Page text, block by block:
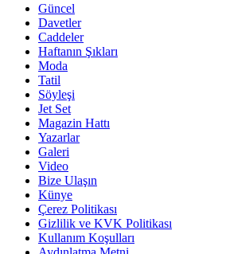
Güncel
Davetler
Caddeler
Haftanın Şıkları
Moda
Tatil
Söyleşi
Jet Set
Magazin Hattı
Yazarlar
Galeri
Video
Bize Ulaşın
Künye
Çerez Politikası
Gizlilik ve KVK Politikası
Kullanım Koşulları